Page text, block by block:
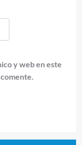
y web en este